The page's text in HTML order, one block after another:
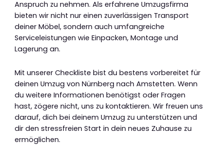
Anspruch zu nehmen. Als erfahrene Umzugsfirma
bieten wir nicht nur einen zuverlässigen Transport
deiner Möbel, sondern auch umfangreiche
Serviceleistungen wie Einpacken, Montage und
Lagerung an.
Mit unserer Checkliste bist du bestens vorbereitet für
deinen Umzug von Nürnberg nach Amstetten. Wenn
du weitere Informationen benötigst oder Fragen
hast, zögere nicht, uns zu kontaktieren. Wir freuen uns
darauf, dich bei deinem Umzug zu unterstützen und
dir den stressfreien Start in dein neues Zuhause zu
ermöglichen.